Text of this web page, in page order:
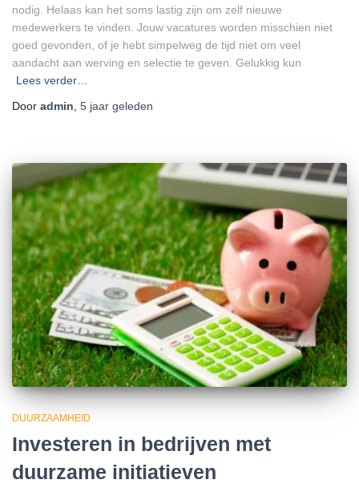
nodig. Helaas kan het soms lastig zijn om zelf nieuwe
medewerkers te vinden. Jouw vacatures worden misschien niet
goed gevonden, of je hebt simpelweg de tijd niet om veel
aandacht aan werving en selectie te geven. Gelukkig kun
Lees verder…
Door admin 5 jaar geleden
DUURZAAMHEID
Investeren in bedrijven met
duurzame initiatieven